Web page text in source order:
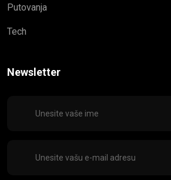
Putovanja
Tech
Newsletter